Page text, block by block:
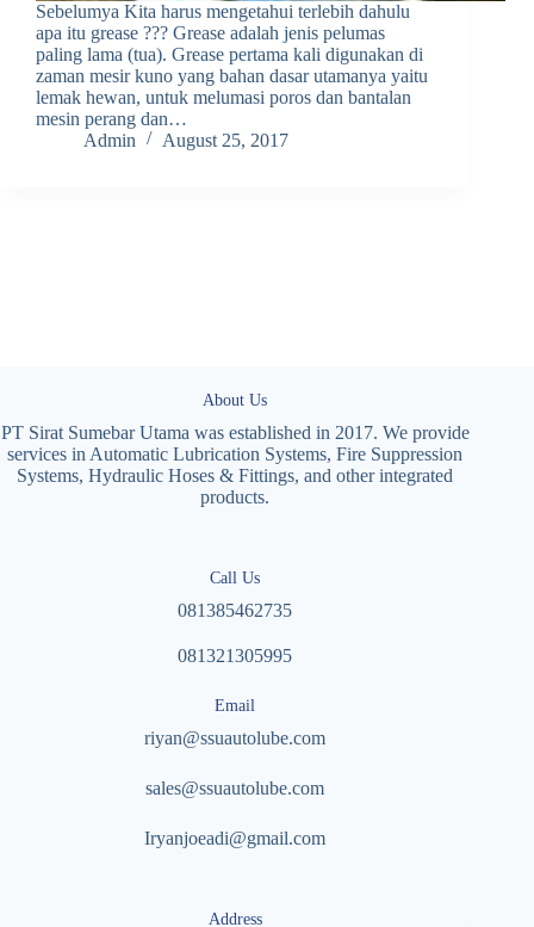
Sebelumya Kita harus mengetahui terlebih dahulu
apa itu grease ??? Grease adalah jenis pelumas
paling lama (tua). Grease pertama kali digunakan di
zaman mesir kuno yang bahan dasar utamanya yaitu
lemak hewan, untuk melumasi poros dan bantalan
mesin perang dan…
Admin
August 25, 2017
About Us
PT Sirat Sumebar Utama was established in 2017. We provide
services in Automatic Lubrication Systems, Fire Suppression
Systems, Hydraulic Hoses & Fittings, and other integrated
products.
Call Us
081385462735
081321305995
Email
riyan@ssuautolube.com
sales@ssuautolube.com
Iryanjoeadi@gmail.com
Address